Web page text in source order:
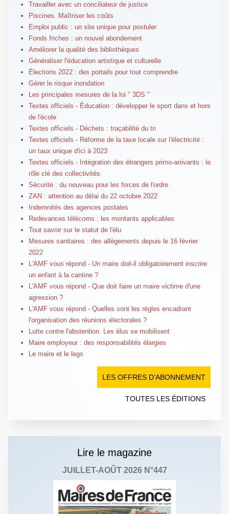
Travailler avec un conciliateur de justice
Piscines. Maîtriser les coûts
Emploi public : un site unique pour postuler
Fonds friches : un nouvel abondement
Améliorer la qualité des bibliothèques
Généraliser l'éducation artistique et culturelle
Élections 2022 : des portails pour tout comprendre
Gérer le risque inondation
Les principales mesures de la loi " 3DS "
Textes officiels - Éducation : développer le sport dans et hors
de l'école
Textes officiels - Déchets : traçabilité du tri
Textes officiels - Réforme de la taxe locale sur l'électricité :
un taux unique d'ici à 2023
Textes officiels - Intégration des étrangers primo-arrivants : le
rôle clé des collectivités
Sécurité : du nouveau pour les forces de l'ordre
ZAN : attention au délai du 22 octobre 2022
Indemnités des agences postales
Redevances télécoms : les montants applicables
Tout savoir sur le statut de l'élu
Mesures sanitaires : des allègements depuis le 16 février
2022
L'AMF vous répond - Un maire doit-il obligatoirement inscrire
un enfant à la cantine ?
L'AMF vous répond - Que doit faire un maire victime d'une
agression ?
L'AMF vous répond - Quelles sont les règles encadrant
l'organisation des réunions électorales ?
Lutte contre l'abstention. Les élus se mobilisent
Maire employeur : des responsabilités élargies
Le maire et le legs
LES OFFRES D’ABONNEMENT
TOUTES LES ÉDITIONS
Lire le magazine
JUILLET-AOÛT 2026 N°447